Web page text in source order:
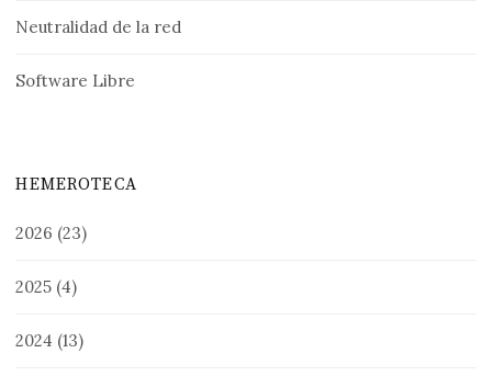
Neutralidad de la red
Software Libre
HEMEROTECA
2026 (23)
2025 (4)
2024 (13)